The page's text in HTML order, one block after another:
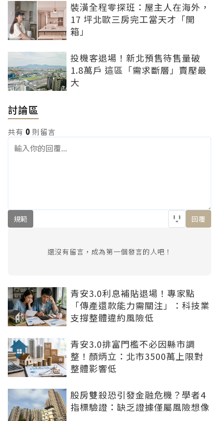
裝潢全程零探班：屋主人在海外，
17 坪北歐三房完工當天才「開
箱」
投機客退場！新北預售待售量破
1.8萬戶 這區「需求斷層」賣壓最
大
討論區
共有 0 則留言
規範 回覆
還沒有留言，成為第一個發言的人吧！
青安3.0利息補貼退場！專家點
「傳產還款能力需關注」：科技業
支撐整體違約風險低
青安3.0排富門檻不必因縣市調
整！顏炳立：北市3500萬上限對
整體影響低
股房雙殺恐引發金融危機？學者4
指標驗證：缺乏證據僅屬風險想像